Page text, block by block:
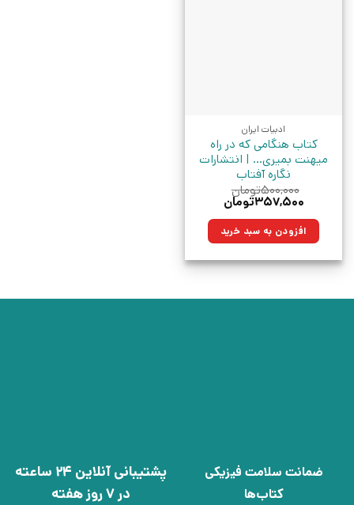
ادبیات ایران
کتاب هنگامی که در راه
میهنت بمیری… | انتشارات
نگاره آفتاب
۵۰۰,۰۰۰تومان
قیمت
۵۰۰,۰۰۰تومان
بود.
۳۵۷,۵۰۰تومان
۳۵۷,۵۰۰تومان.افزودن به سبد خرید
ضمانت سلامت فیزیکی
کتاب‌ها
پشتیبانی آنلاین 24 ساعته
در 7 روز هفته